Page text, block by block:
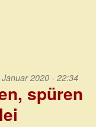
2020 - 22:34
spüren